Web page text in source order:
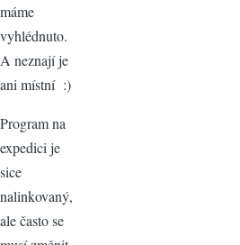
máme
vyhlédnuto.
A neznají je
ani místní :)
Program na
expedici je
sice
nalinkovaný,
ale často se